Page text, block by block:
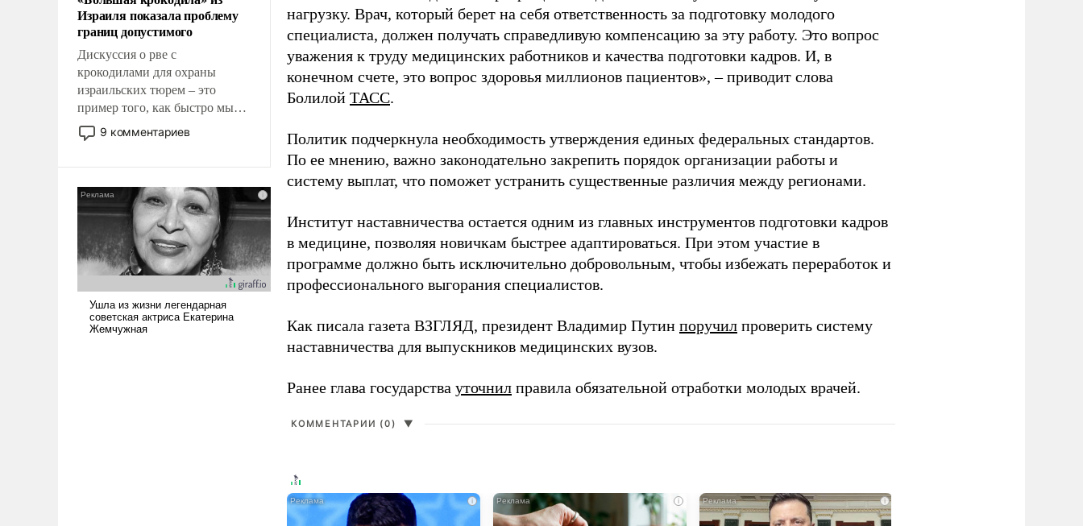
Израиля показала проблему
границ допустимого
Дискуссия о рве с
крокодилами для охраны
израильских тюрем – это
пример того, как быстро мы
двигаемся по пути
революционных изменений.
псевдонаучной фантастики,
стало всерьез обсуждаемой
идеей.
9 комментариев
нагрузку. Врач, который берет на себя ответственность за подготовку молодого
специалиста, должен получать справедливую компенсацию за эту работу. Это вопрос
уважения к труду медицинских работников и качества подготовки кадров. И, в
конечном счете, это вопрос здоровья миллионов пациентов», – приводит слова
Болилой ТАСС.
Политик подчеркнула необходимость утверждения единых федеральных стандартов.
По ее мнению, важно законодательно закрепить порядок организации работы и
систему выплат, что поможет устранить существенные различия между регионами.
Институт наставничества остается одним из главных инструментов подготовки кадров
в медицине, позволяя новичкам быстрее адаптироваться. При этом участие в
программе должно быть исключительно добровольным, чтобы избежать переработок и
профессионального выгорания специалистов.
Как писала газета ВЗГЛЯД, президент Владимир Путин поручил проверить систему
наставничества для выпускников медицинских вузов.
Ранее глава государства уточнил правила обязательной отработки молодых врачей.
КОММЕНТАРИИ (0) ▼
i i i